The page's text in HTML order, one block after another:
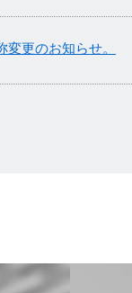
変更のお知らせ。